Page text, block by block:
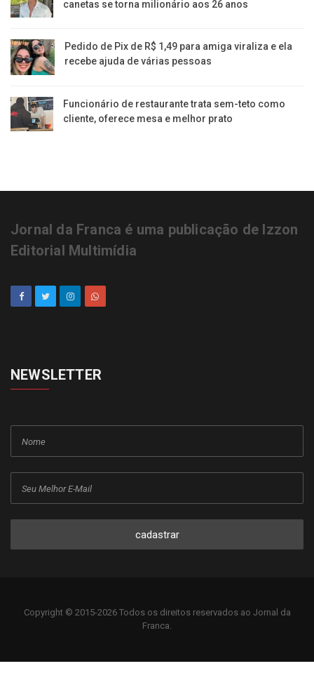
canetas se torna milionário aos 26 anos
Pedido de Pix de R$ 1,49 para amiga viraliza e ela
recebe ajuda de várias pessoas
Funcionário de restaurante trata sem-teto como
cliente, oferece mesa e melhor prato
Jornal da Franca é uma publicação de Izzon
Editorial Multimídia
NEWSLETTER
cadastrar
Copyright © 2015-2026 Todos os direitos reservados ao Jornal da
Franca.